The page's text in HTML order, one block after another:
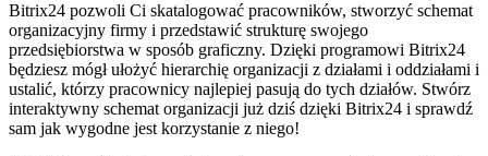
Bitrix24 pozwoli Ci skatalogować pracowników, stworzyć schemat
organizacyjny firmy i przedstawić strukturę swojego
przedsiębiorstwa w sposób graficzny. Dzięki programowi Bitrix24
będziesz mógł ułożyć hierarchię organizacji z działami i oddziałami i
ustalić, którzy pracownicy najlepiej pasują do tych działów. Stwórz
interaktywny schemat organizacji już dziś dzięki Bitrix24 i sprawdź
sam jak wygodne jest korzystanie z niego!